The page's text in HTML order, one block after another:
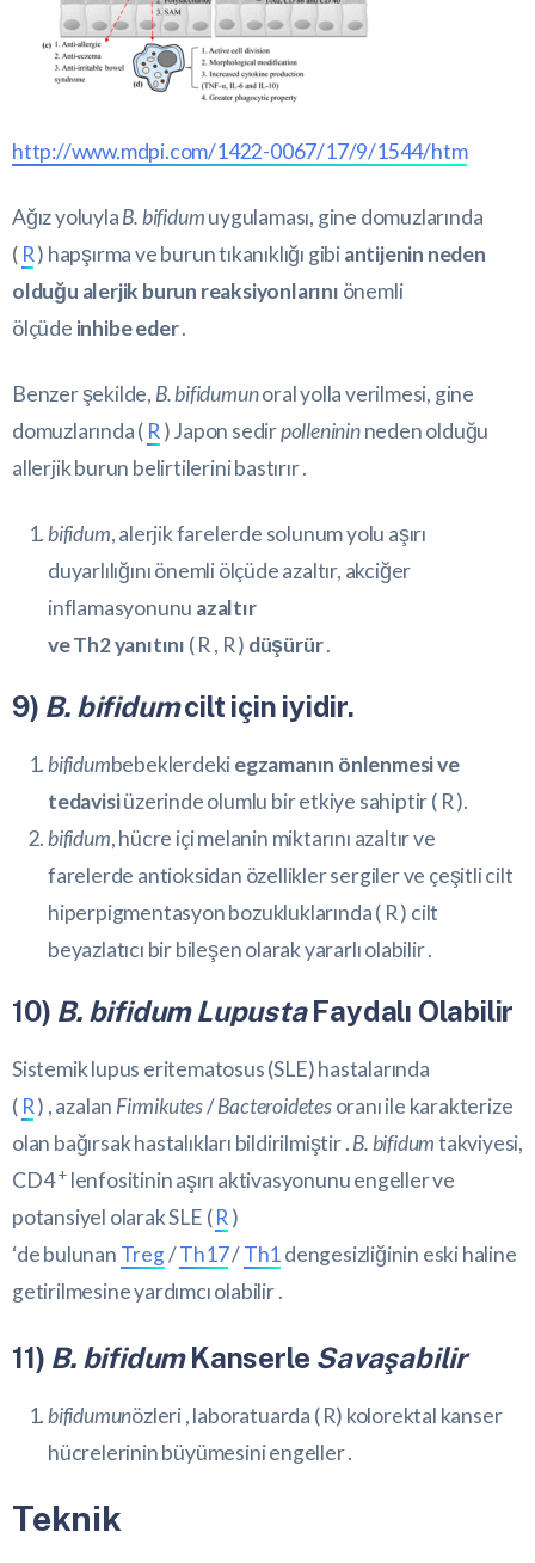
http://www.mdpi.com/1422-0067/17/9/1544/htm
Ağız yoluylaB. bifidumuygulaması, gine domuzlarında
( R) hapşırma ve burun tıkanıklığı gibiantijenin neden
olduğu alerjik burun reaksiyonlarını önemli
ölçüde inhibe eder.
Benzer şekilde, B. bifidumunoral yolla verilmesi, gine
domuzlarında ( R ) Japon sedirpollenininneden olduğu
allerjik burun belirtilerini bastırır .
bifidum, alerjik farelerde solunum yolu aşırı
duyarlılığını önemli ölçüde azaltır, akciğer
inflamasyonunu azaltır
veTh2yanıtını (R , R) düşürür.
9) B. bifidumcilt için iyidir.
bifidumbebeklerdekiegzamanın önlenmesi ve
tedavisiüzerinde olumlu bir etkiye sahiptir ( R).
bifidum, hücre içi melanin miktarını azaltır ve
farelerde antioksidan özellikler sergiler ve çeşitli cilt
hiperpigmentasyon bozukluklarında ( R) cilt
beyazlatıcı bir bileşen olarak yararlı olabilir .
10) B. bifidum LupustaFaydalı Olabilir
Sistemik lupus eritematosus (SLE) hastalarında
( R) , azalan Firmikutes/Bacteroidetesoranı ile karakterize
olan bağırsak hastalıkları bildirilmiştir .B. bifidumtakviyesi,
CD4+ lenfositinin aşırı aktivasyonunu engeller ve
potansiyel olarak SLE (R )
‘de bulunan Treg/Th17/Th1dengesizliğinin eski haline
getirilmesine yardımcı olabilir .
11) B. bifidumKanserle Savaşabilir
bifidumunözleri , laboratuarda (R) kolorektal kanser
hücrelerinin büyümesini engeller .
Teknik